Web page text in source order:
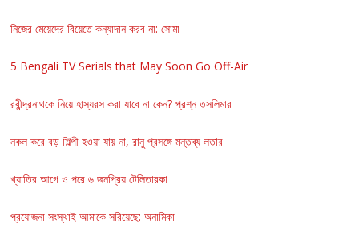
নিজের মেয়েদের বিয়েতে কন্যাদান করব না: সোমা
5 Bengali TV Serials that May Soon Go Off-Air
রবীন্দ্রনাথকে নিয়ে হাস্যরস করা যাবে না কেন? প্রশ্ন তসলিমার
নকল করে বড় শিল্পী হওয়া যায় না, রানু প্রসঙ্গে মন্তব্য লতার
খ্যাতির আগে ও পরে ৬ জনপ্রিয় টেলিতারকা
প্রযোজনা সংস্থাই আমাকে সরিয়েছে: অনামিকা